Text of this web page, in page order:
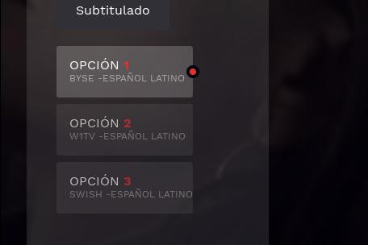
Subtitulado
OPCIÓN 1
BYSE -ESPAÑOL LATINO
OPCIÓN 2
W1TV -ESPAÑOL LATINO
OPCIÓN 3
SWISH -ESPAÑOL LATINO